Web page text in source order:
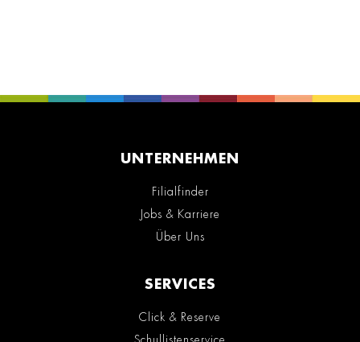
UNTERNEHMEN
Filialfinder
Jobs & Karriere
Über Uns
SERVICES
Click & Reserve
Schullistenservice